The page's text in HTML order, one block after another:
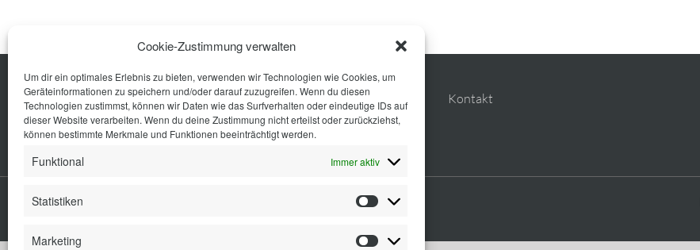
Cookie-Zustimmung verwalten
Um dir ein optimales Erlebnis zu bieten, verwenden wir Technologien wie Cookies, um
Geräteinformationen zu speichern und/oder darauf zuzugreifen. Wenn du diesen
Technologien zustimmst, können wir Daten wie das Surfverhalten oder eindeutige IDs auf
dieser Website verarbeiten. Wenn du deine Zustimmung nicht erteilst oder zurückziehst,
können bestimmte Merkmale und Funktionen beeinträchtigt werden.
Funktional Immer aktiv
Statistiken Statistiken
Marketing
Küche Wohnen Bad Ausstattung Planung Kontakt
© SCHMIDT Küchen Koblenz